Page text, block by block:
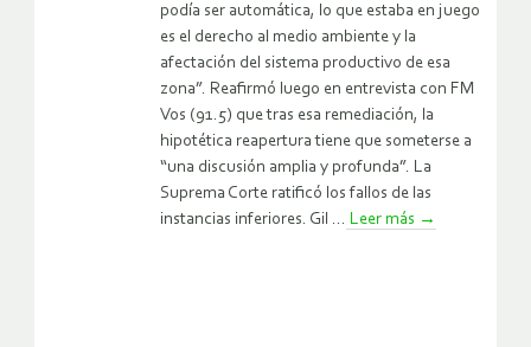
podía ser automática, lo que estaba en juego
es el derecho al medio ambiente y la
afectación del sistema productivo de esa
zona”. Reafirmó luego en entrevista con FM
Vos (91.5) que tras esa remediación, la
hipotética reapertura tiene que someterse a
“una discusión amplia y profunda”. La
Suprema Corte ratificó los fallos de las
instancias inferiores. Gil ... Leer más →